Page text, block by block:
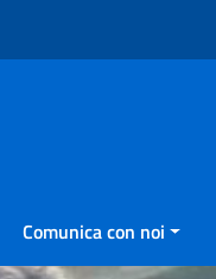
Comunica con noi